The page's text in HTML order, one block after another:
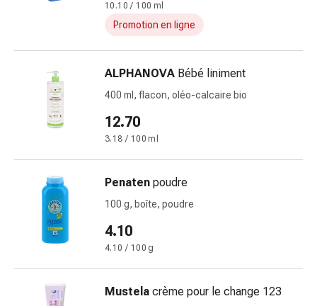
Brûlures
soleil
Sets
rechange
Pansements
Pommades
plaies
Pansement
cutanées
10.10 / 100 ml
Promotion en ligne
ALPHANOVA Bébé liniment
400 ml, flacon, oléo-calcaire bio
12.70
3.18 / 100 ml
Penaten poudre
100 g, boîte, poudre
4.10
4.10 / 100 g
Mustela crème pour le change 123